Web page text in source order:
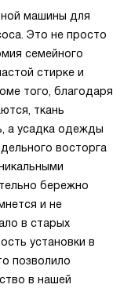
машины для
Это не просто
семейного
стирке и
того, благодаря
ткань
а усадка одежды
восторга
бережно
и не
в старых
установки в
позволило
в нашей